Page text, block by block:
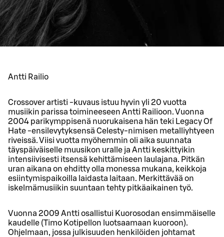
Antti Railio
Crossover artisti -kuvaus istuu hyvin yli 20 vuotta
musiikin parissa toimineeseen Antti Railioon. Vuonna
2004 parikymppisenä nuorukaisena hän teki Legacy Of
Hate -ensilevytyksensä Celesty-nimisen metalliyhtyeen
riveissä. Viisi vuotta myöhemmin oli aika suunnata
täyspäiväiselle muusikon uralle ja Antti keskittyikin
intensiivisesti itsensä kehittämiseen laulajana. Pitkän
uran aikana on ehditty olla monessa mukana, keikkoja
esiintymispaikoilla laidasta laitaan. Merkittävää on
iskelmämusiikin suuntaan tehty pitkäaikainen työ.
Vuonna 2009 Antti osallistui Kuorosodan ensimmäiselle
kaudelle (Timo Kotipellon luotsaamaan kuoroon).
Ohjelmaan, jossa julkisuuden henkilöiden johtamat